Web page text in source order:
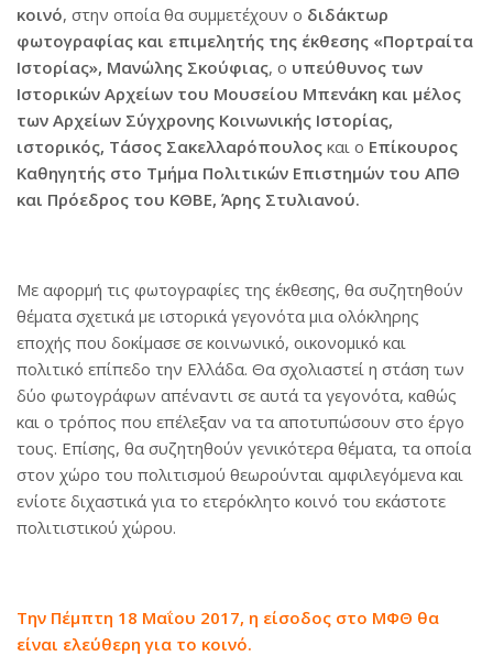
κοινό, στην οποία θα συμμετέχουν ο διδάκτωρ
φωτογραφίας και επιμελητής της έκθεσης «Πορτραίτα
Ιστορίας», Μανώλης Σκούφιας, ο υπεύθυνος των
Ιστορικών Αρχείων του Μουσείου Μπενάκη και μέλος
των Αρχείων Σύγχρονης Κοινωνικής Ιστορίας,
ιστορικός, Τάσος Σακελλαρόπουλος και ο Επίκουρος
Καθηγητής στο Τμήμα Πολιτικών Επιστημών του ΑΠΘ
και Πρόεδρος του ΚΘΒΕ, Άρης Στυλιανού.
Με αφορμή τις φωτογραφίες της έκθεσης, θα συζητηθούν
θέματα σχετικά με ιστορικά γεγονότα μια ολόκληρης
εποχής που δοκίμασε σε κοινωνικό, οικονομικό και
πολιτικό επίπεδο την Ελλάδα. Θα σχολιαστεί η στάση των
δύο φωτογράφων απέναντι σε αυτά τα γεγονότα, καθώς
και ο τρόπος που επέλεξαν να τα αποτυπώσουν στο έργο
τους. Επίσης, θα συζητηθούν γενικότερα θέματα, τα οποία
στον χώρο του πολιτισμού θεωρούνται αμφιλεγόμενα και
ενίοτε διχαστικά για το ετερόκλητο κοινό του εκάστοτε
πολιτιστικού χώρου.
Την Πέμπτη 18 Μαΐου 2017, η είσοδος στο ΜΦΘ θα
είναι ελεύθερη για το κοινό.